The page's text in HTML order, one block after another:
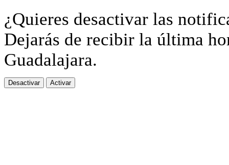
¿Quieres desactivar las
Dejarás de recibir la última
Guadalajara.
Desactivar Activar